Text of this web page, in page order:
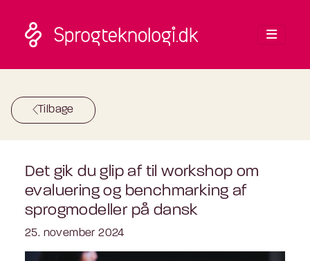
Tilbage
Det gik du glip af til workshop om
evaluering og benchmarking af
sprogmodeller på dansk
25. november 2024